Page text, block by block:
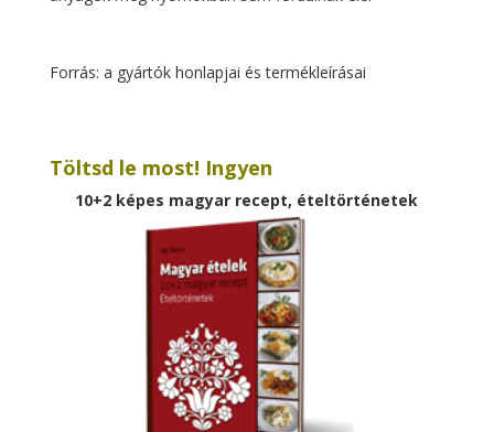
Forrás: a gyártók honlapjai és termékleírásai
Töltsd le most! Ingyen
10+2 képes magyar recept, ételtörténetek